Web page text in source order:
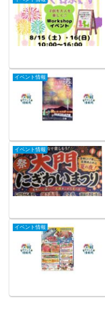
イベント情報
イベント情報
イベント情報